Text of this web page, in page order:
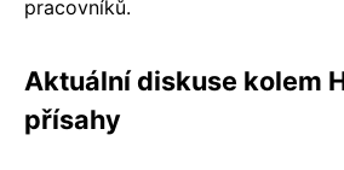
pracovníků.
Aktuální diskuse kolem
přísahy